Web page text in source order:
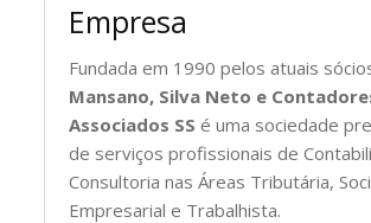
Empresa
Fundada em 1990 pelos atuais
Mansano, Silva Neto e
Associados SS é uma sociedade
de serviços profissionais de
Consultoria nas Áreas Tributária,
Empresarial e Trabalhista.